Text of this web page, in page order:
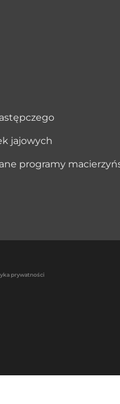
jajowych
programy
prywatności